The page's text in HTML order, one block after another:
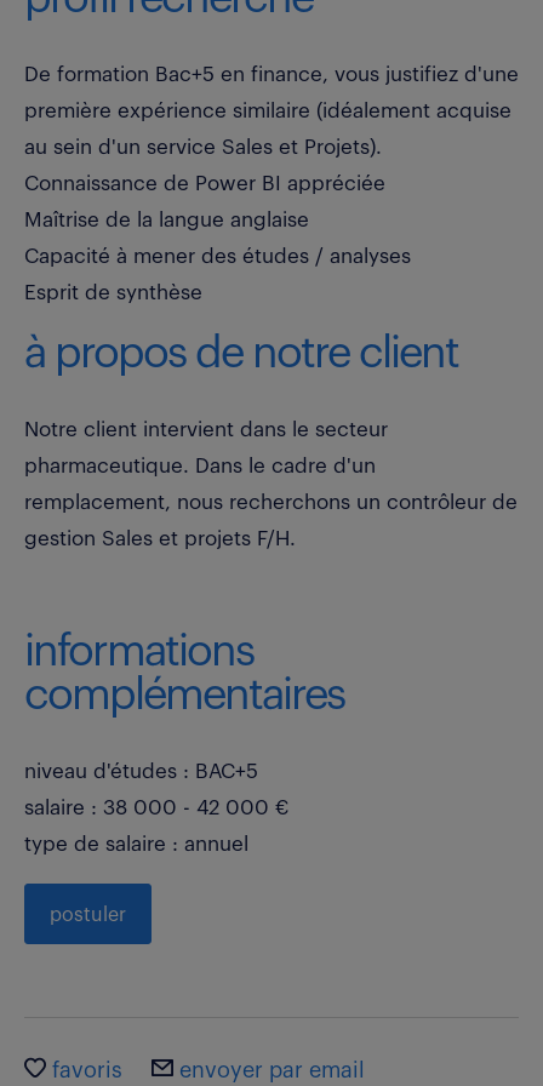
De formation Bac+5 en finance, vous justifiez d'une
première expérience similaire (idéalement acquise
au sein d'un service Sales et Projets).
Connaissance de Power BI appréciée
Maîtrise de la langue anglaise
Capacité à mener des études / analyses
Esprit de synthèse
à propos de notre client
Notre client intervient dans le secteur
pharmaceutique. Dans le cadre d'un
remplacement, nous recherchons un contrôleur de
gestion Sales et projets F/H.
informations
complémentaires
niveau d'études : BAC+5
salaire : 38 000 - 42 000 €
type de salaire : annuel
postuler
favoris envoyer par email